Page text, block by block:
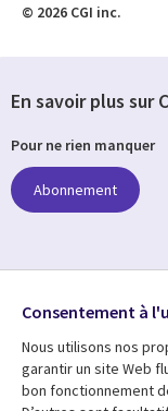
© 2026 CGI inc.
En savoir plus sur
Pour ne rien manquer
Abonnement
Suivez-nous
Social
Media
Global
Consentement à
Nous utilisons nos
garantir un site Web
bon fonctionnement